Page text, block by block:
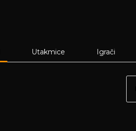
Utakmice Igrači